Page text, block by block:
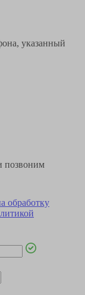
указанный
позвоним
обработку